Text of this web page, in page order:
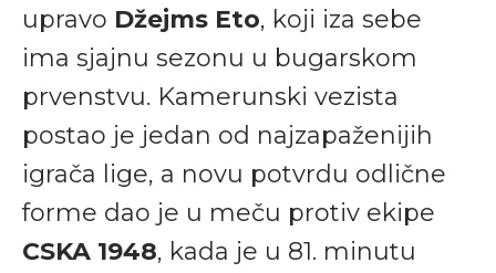
upravo Džejms Eto, koji iza sebe
ima sjajnu sezonu u bugarskom
prvenstvu. Kamerunski vezista
postao je jedan od najzapaženijih
igrača lige, a novu potvrdu odlične
forme dao je u meču protiv ekipe
CSKA 1948, kada je u 81. minutu